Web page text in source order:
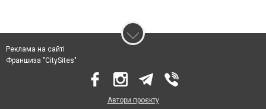
Реклама на сайті
Франшиза "CitySites"
Автори проєкту